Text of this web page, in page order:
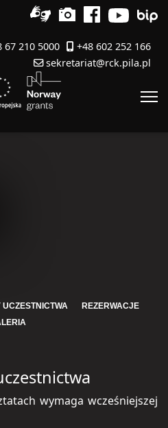
67 210 5000
+48 602 252 166
sekretariat@rck.pila.pl
REZERWACJE
wymaga wcześniejszej